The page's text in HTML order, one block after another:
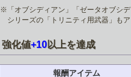
※「オブシディアン」「ゼータオブシ
シリーズの「トリニティ用武器」も
強化値+10以上を達成
報酬アイテム